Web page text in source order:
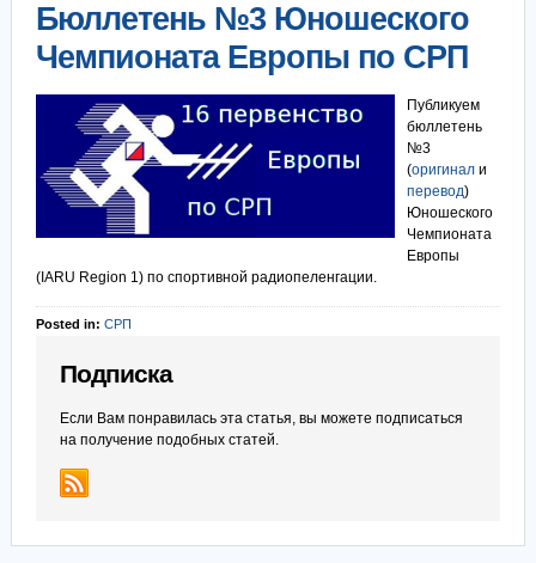
Бюллетень №3 Юношеского
Чемпионата Европы по СРП
Публикуем
бюллетень
№3
(оригинали
перевод)
Юношеского
Чемпионата
Европы
(IARU Region 1) по спортивной радиопеленгации.
Posted in: СРП
Подписка
Если Вам понравилась эта статья, вы можете подписаться
на получение подобных статей.